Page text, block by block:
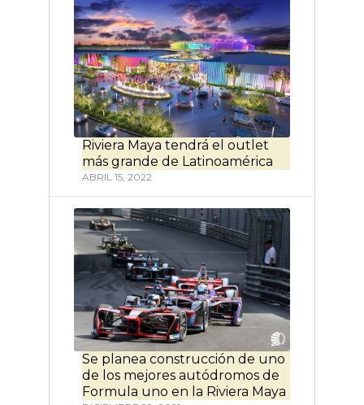
Riviera Maya tendrá el outlet
más grande de Latinoamérica
ABRIL 15, 2022
Se planea construcción de uno
de los mejores autódromos de
Formula uno en la Riviera Maya